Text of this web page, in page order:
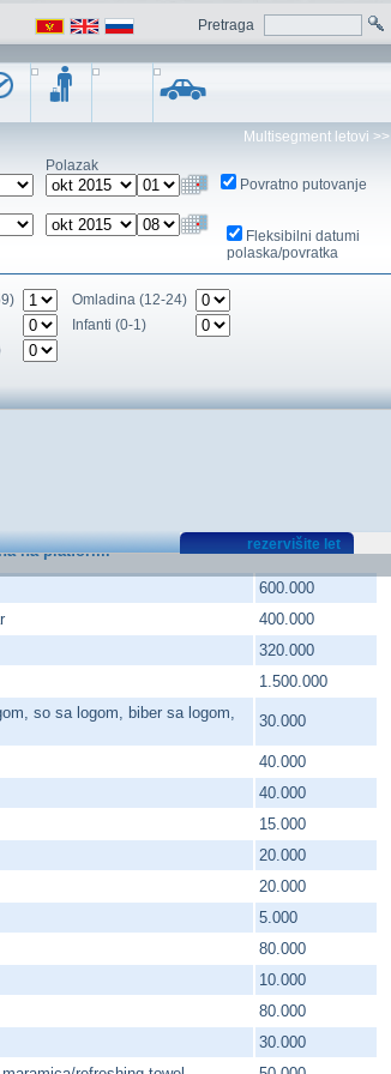
Pretraga
na platformi
600.000
400.000
320.000
1.500.000
so sa logom, biber sa logom,
30.000
40.000
40.000
15.000
20.000
20.000
5.000
80.000
10.000
80.000
30.000
Multisegment letovi >>
Polazak
Povratno putovanje
Fleksibilni datumi
polaska/povratka
Omladina (12-24)
Infanti (0-1)